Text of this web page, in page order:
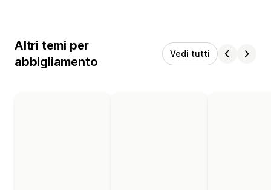
Altri temi per
abbigliamento
Vedi tutti